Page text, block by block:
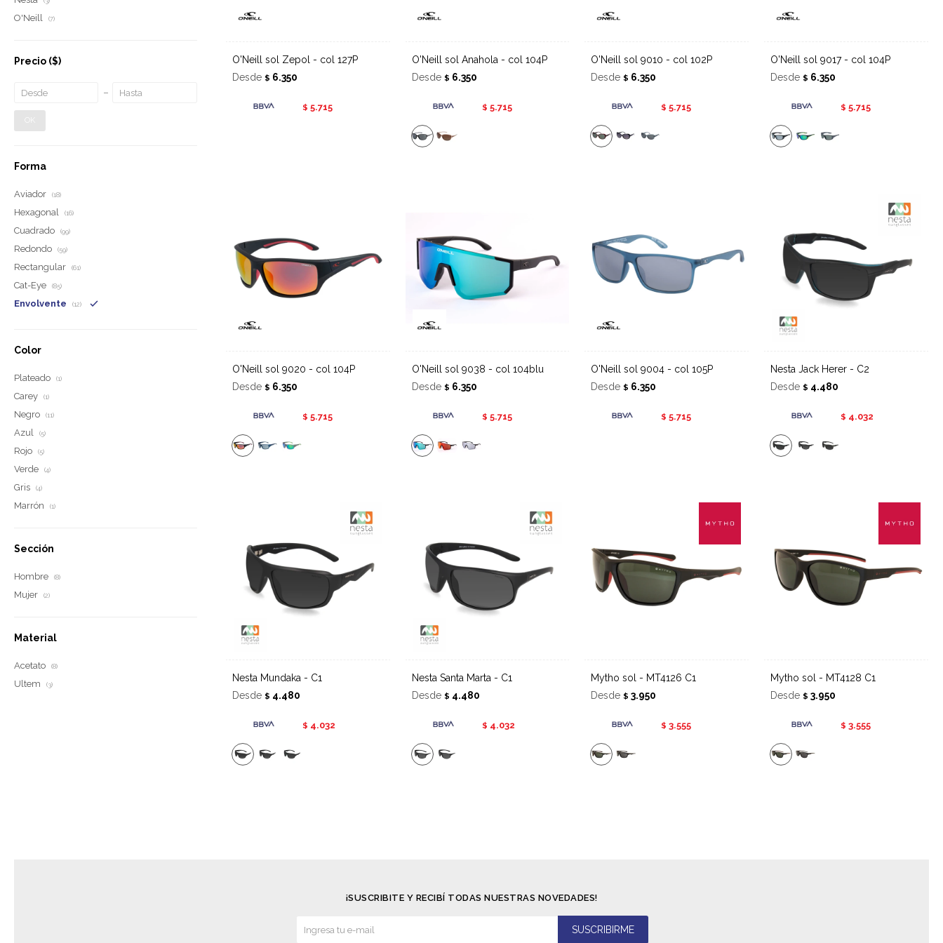
O'Neill sol Zepol - col 127P
Desde $ 6.350
$ 5.715
O'Neill sol Anahola - col 104P
Desde $ 6.350
$ 5.715
O'Neill sol 9010 - col 102P
Desde$ 6.350
$ 5.715
O'Neill sol 9017 - col 104P
Desde$ 6.350
$ 5.715
O'Neill sol 9020 - col 104P
Desde $ 6.350
$ 5.715
O'Neill sol 9038 - col 104blu
Desde $ 6.350
$ 5.715
O'Neill sol 9004 - col 105P
Desde$ 6.350
$ 5.715
Nesta Jack Herer - C2
Desde$ 4.480
$ 4.032
Nesta Mundaka - C1
Desde $ 4.480
$ 4.032
Nesta Santa Marta - C1
Desde $ 4.480
$ 4.032
Mytho sol - MT4126 C1
Desde$ 3.950
$ 3.555
Mytho sol - MT4128 C1
Desde$ 3.950
$ 3.555
O'Neill (7)
Precio ($)
Forma
Aviador (18)
Hexagonal (16)
Cuadrado (99)
Redondo (59)
Rectangular (61)
Cat-Eye (85)
Envolvente (12)
Color
Plateado (1)
Carey (1)
Negro (11)
Azul (5)
Rojo (5)
Verde (4)
Gris (4)
Marrón (1)
Sección
Hombre (8)
Mujer (2)
Material
Acetato (8)
Ultem (3)
¡SUSCRIBITE Y RECIBÍ TODAS NUESTRAS NOVEDADES!
SUSCRIBIRME